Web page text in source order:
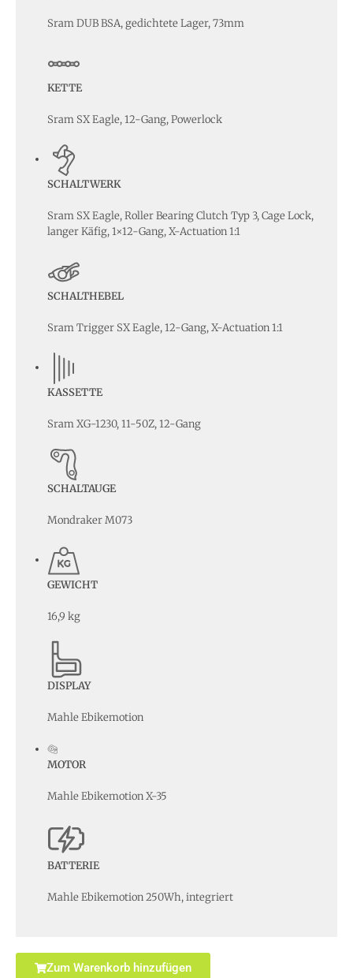
Sram DUB BSA, gedichtete Lager, 73mm
KETTE
Sram SX Eagle, 12-Gang, Powerlock
SCHALTWERK
Sram SX Eagle, Roller Bearing Clutch Typ 3, Cage Lock,
langer Käfig, 1×12-Gang, X-Actuation 1:1
SCHALTHEBEL
Sram Trigger SX Eagle, 12-Gang, X-Actuation 1:1
KASSETTE
Sram XG-1230, 11-50Z, 12-Gang
SCHALTAUGE
Mondraker M073
GEWICHT
16,9 kg
DISPLAY
Mahle Ebikemotion
MOTOR
Mahle Ebikemotion X-35
BATTERIE
Mahle Ebikemotion 250Wh, integriert
Zum Warenkorb hinzufügen